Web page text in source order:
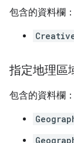
包含的資料欄：
指定地理區
包含的資料欄：